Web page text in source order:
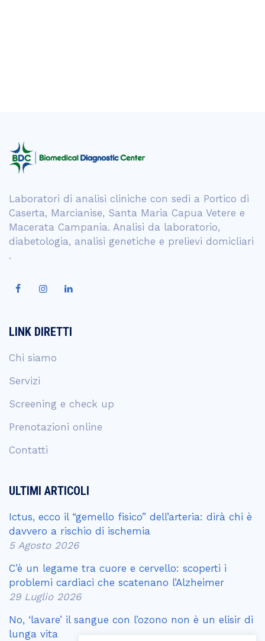
Laboratori di analisi cliniche con sedi a Portico di
Caserta, Marcianise, Santa Maria Capua Vetere e
Macerata Campania. Analisi da laboratorio,
diabetologia, analisi genetiche e prelievi domicliari
.
LINK DIRETTI
Chi siamo
Servizi
Screening e check up
Prenotazioni online
Contatti
ULTIMI ARTICOLI
Ictus, ecco il “gemello fisico” dell’arteria: dirà chi è
davvero a rischio di ischemia
5 Agosto 2026
C’è un legame tra cuore e cervello: scoperti i
problemi cardiaci che scatenano l’Alzheimer
29 Luglio 2026
No, ‘lavare’ il sangue con l’ozono non è un elisir di
lunga vita